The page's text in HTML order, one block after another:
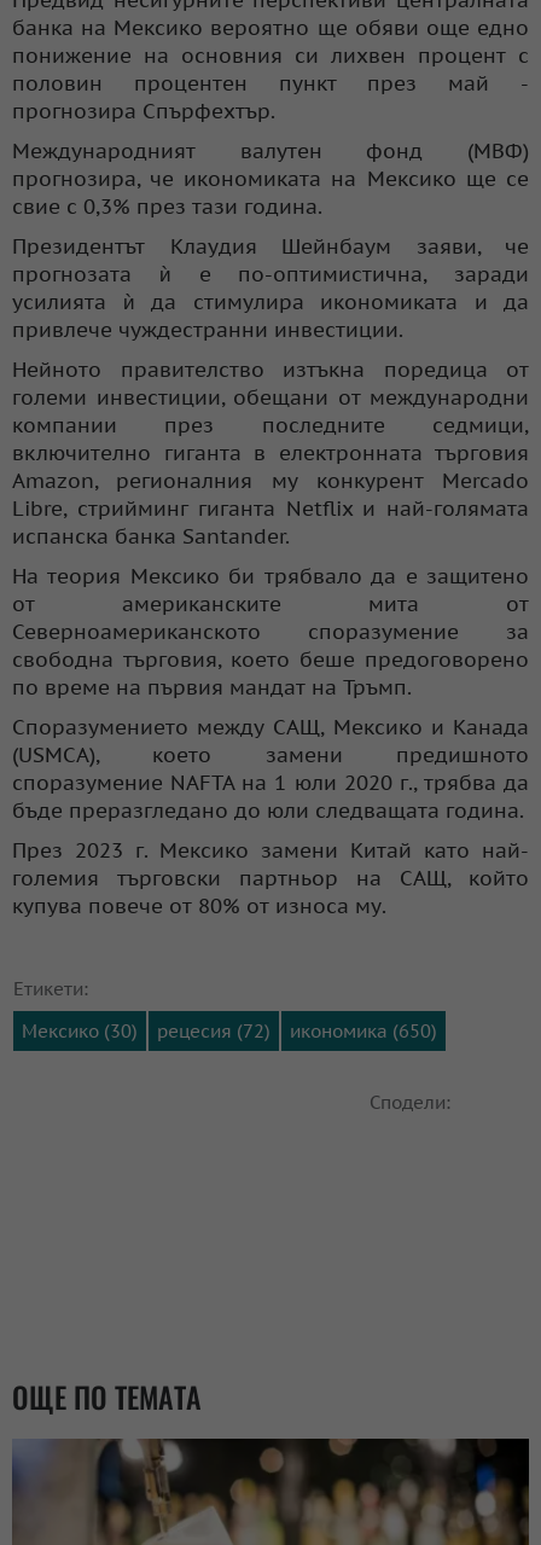
банка на Мексико вероятно ще обяви още едно
понижение на основния си лихвен процент с
половин процентен пункт през май -
прогнозира Спърфехтър.
Международният валутен фонд (МВФ)
прогнозира, че икономиката на Мексико ще се
свие с 0,3% през тази година.
Президентът Клаудия Шейнбаум заяви, че
прогнозата ѝ е по-оптимистична, заради
усилията ѝ да стимулира икономиката и да
привлече чуждестранни инвестиции.
Нейното правителство изтъкна поредица от
големи инвестиции, обещани от международни
компании през последните седмици,
включително гиганта в електронната търговия
Amazon, регионалния му конкурент Mercado
Libre, стрийминг гиганта Netflix и най-голямата
испанска банка Santander.
На теория Мексико би трябвало да е защитено
от американските мита от
Северноамериканското споразумение за
свободна търговия, което беше предоговорено
по време на първия мандат на Тръмп.
Споразумението между САЩ, Мексико и Канада
(USMCA), което замени предишното
споразумение NAFTA на 1 юли 2020 г., трябва да
бъде преразгледано до юли следващата година.
През 2023 г. Мексико замени Китай като най-
големия търговски партньор на САЩ, който
купува повече от 80% от износа му.
Етикети:
Мексико (30)
рецесия (72) икономика (650)
Сподели:
ОЩЕ ПО ТЕМАТА